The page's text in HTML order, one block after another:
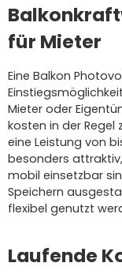
für Mieter
Eine Balkon
Mieter oder
kosten in der Regel
eine Leistung von
besonders
mobil einsetzbar
Speichern
flexibel genutzt
Laufende